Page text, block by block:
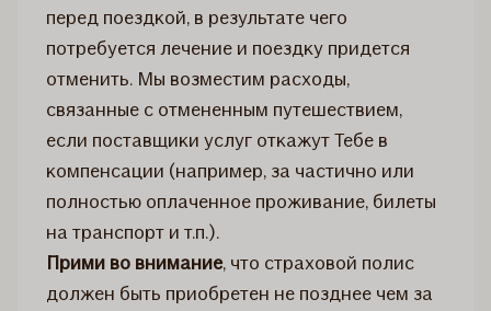
перед поездкой, в результате чего
потребуется лечение и поездку придется
отменить. Мы возместим расходы,
связанные с отмененным путешествием,
если поставщики услуг откажут Тебе в
компенсации (например, за частично или
полностью оплаченное проживание, билеты
на транспорт и т.п.).
Прими во внимание, что страховой полис
должен быть приобретен не позднее чем за